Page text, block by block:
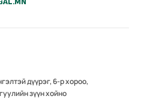
дүүрэг, 6-р хороо,
зүүн хойно